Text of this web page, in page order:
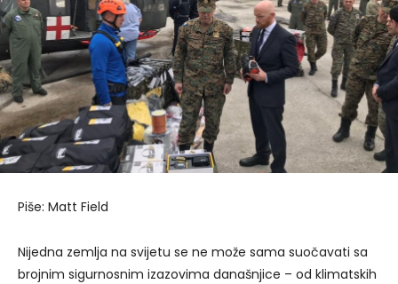
Piše: Matt Field
Nijedna zemlja na svijetu se ne može sama suočavati sa
brojnim sigurnosnim izazovima današnjice – od klimatskih